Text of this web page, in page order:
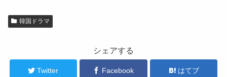
韓国ドラマ
シェアする
Twitter Facebook はてブ